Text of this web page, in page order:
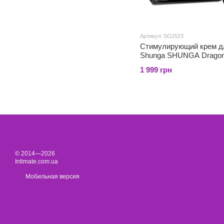
Артикул: SO2523
Стимулирующий крем
Shunga SHUNGA
покалывание
1 999 грн
© 2014—2026
Intimate.com.ua
Мобильная версия